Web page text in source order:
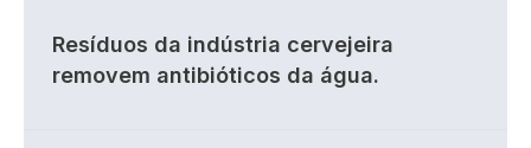
Resíduos da indústria cervejeira
removem antibióticos da água.